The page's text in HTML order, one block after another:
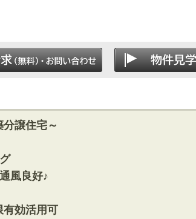
分譲住宅～
風良好♪
有効活用可